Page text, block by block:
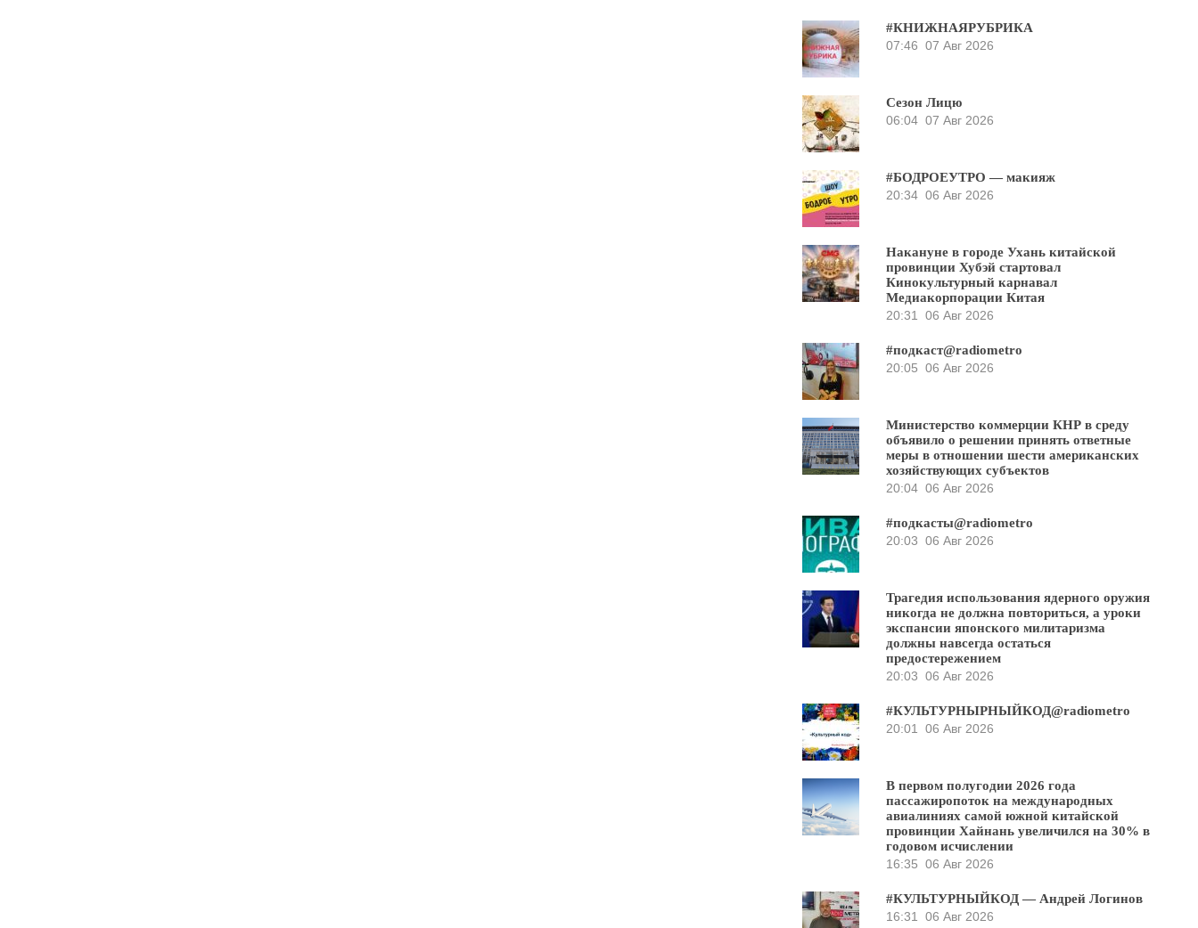
#КНИЖНАЯРУБРИКА
07:46 07 Авг 2026
Сезон Лицю
06:04 07 Авг 2026
#БОДРОЕУТРО — макияж
20:34 06 Авг 2026
Накануне в городе Ухань китайской
провинции Хубэй стартовал
Кинокультурный карнавал
Медиакорпорации Китая
20:31
06 Авг 2026
#подкаст@radiometro
20:05 06 Авг 2026
Министерство коммерции КНР в среду
объявило о решении принять ответные
меры в отношении шести американских
хозяйствующих субъектов
20:04 06 Авг 2026
#подкасты@radiometro
20:03 06 Авг 2026
Трагедия использования ядерного оружия
никогда не должна повториться, а уроки
экспансии японского милитаризма
должны навсегда остаться
предостережением
20:03 06 Авг 2026
#КУЛЬТУРНЫРНЫЙКОД@radiometro
20:01
06 Авг 2026
В первом полугодии 2026 года
пассажиропоток на международных
авиалиниях самой южной китайской
провинции Хайнань увеличился на 30% в
годовом исчислении
16:35 06 Авг 2026
#КУЛЬТУРНЫЙКОД — Андрей Логинов
16:31
06 Авг 2026